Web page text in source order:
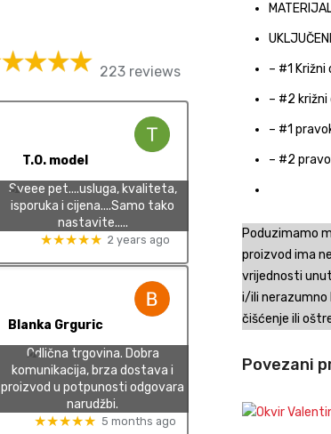
– #1 Križni
– #2 križni
– #1
– #2
Poduzimamo
proizvod ima
vrijednosti
i/ili nerazumno
čišćenje ili
Povezani
223 reviews
T.O. model
Sveee pet....usluga, kvaliteta,
isporuka i cijena....Samo tako
nastavite.....
★★★★★ 2 years ago
Blanka Grguric
Odlična trgovina. Dobra
komunikacija, brza dostava i
proizvod u potpunosti odgovara
narudžbi.
★★★★★ 5 months ago